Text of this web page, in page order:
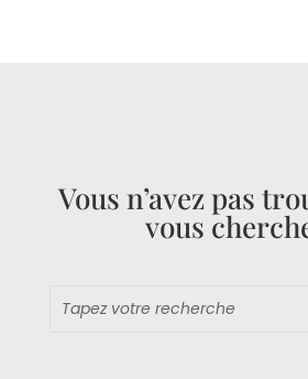
Vous n’avez pas
vous